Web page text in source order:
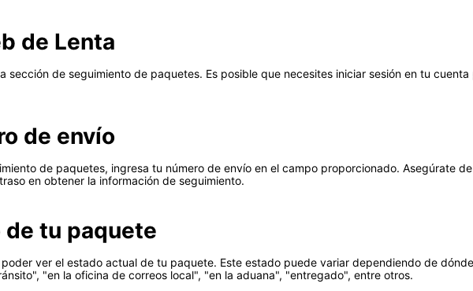
de Lenta
sección de seguimiento de paquetes. Es posible que necesites iniciar sesión en tu
de envío
de paquetes, ingresa tu número de envío en el campo proporcionado. Asegúrate
en obtener la información de seguimiento.
de tu paquete
ver el estado actual de tu paquete. Este estado puede variar dependiendo de
"en la oficina de correos local", "en la aduana", "entregado", entre otros.